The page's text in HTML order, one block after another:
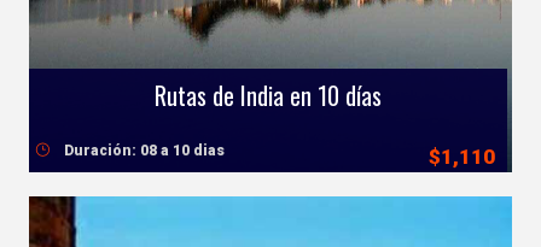
Rutas de India en 10 días
$1,110
Duración: 08 a 10 dias